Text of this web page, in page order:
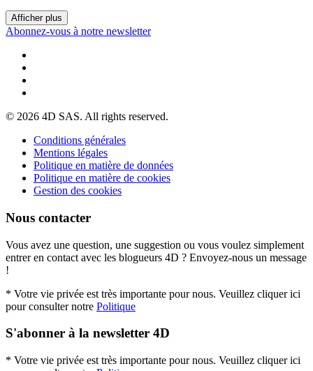
Afficher plus
Abonnez-vous à notre newsletter
© 2026 4D SAS. All rights reserved.
Conditions générales
Mentions légales
Politique en matière de données
Politique en matière de cookies
Gestion des cookies
Nous contacter
Vous avez une question, une suggestion ou vous voulez simplement
entrer en contact avec les blogueurs 4D ? Envoyez-nous un message
!
* Votre vie privée est très importante pour nous. Veuillez cliquer ici
pour consulter notre Politique
S'abonner à la newsletter 4D
* Votre vie privée est très importante pour nous. Veuillez cliquer ici